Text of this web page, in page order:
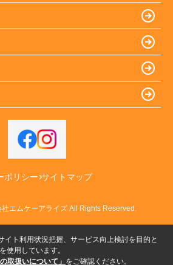
ポリシー サイトマップ
エムケーアライズ All Rights Reserved.
イト利用状況把握、サービス向上検討を目的と
使用しています。
取扱いについて」 をご確認ください。